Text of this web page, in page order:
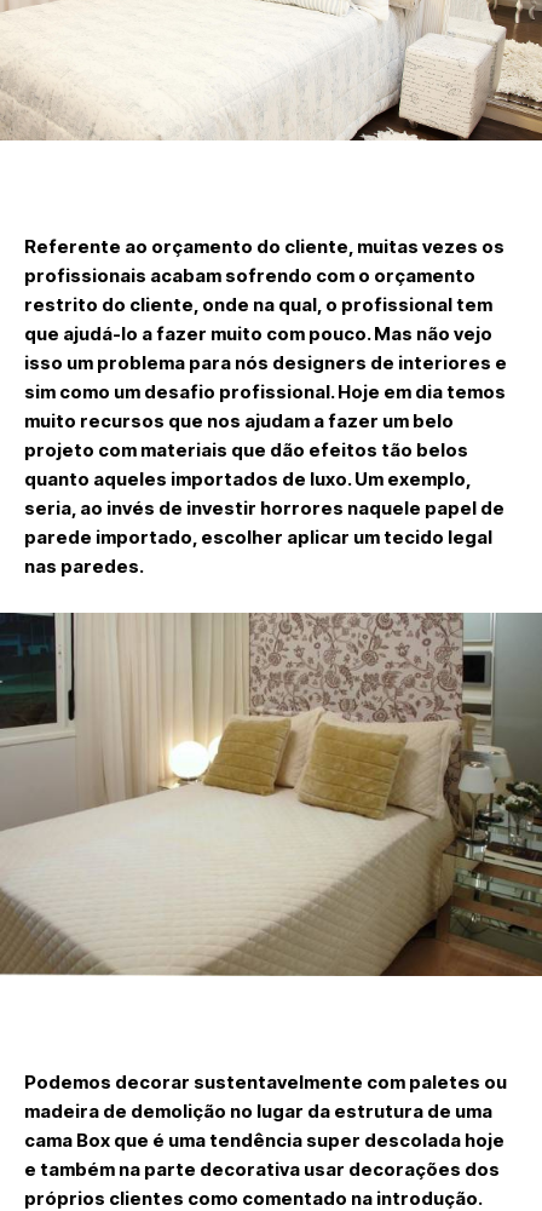
Referente ao orçamento do cliente, muitas vezes os
profissionais acabam sofrendo com o orçamento
restrito do cliente, onde na qual, o profissional tem
que ajudá-lo a fazer muito com pouco. Mas não vejo
isso um problema para nós designers de interiores e
sim como um desafio profissional. Hoje em dia temos
muito recursos que nos ajudam a fazer um belo
projeto com materiais que dão efeitos tão belos
quanto aqueles importados de luxo. Um exemplo,
seria, ao invés de investir horrores naquele papel de
parede importado, escolher aplicar um tecido legal
nas paredes.
Podemos decorar sustentavelmente com paletes ou
madeira de demolição no lugar da estrutura de uma
cama Box que é uma tendência super descolada hoje
e também na parte decorativa usar decorações dos
próprios clientes como comentado na introdução.